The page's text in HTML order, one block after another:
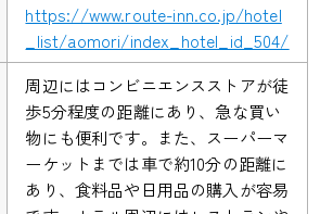
https://www.route-inn.co.jp/hotel
_list/aomori/index_hotel_id_504/
周辺にはコンビニエンスストアが徒
歩5分程度の距離にあり、急な買い
物にも便利です。また、スーパーマ
ーケットまでは車で約10分の距離に
あり、食料品や日用品の購入が容易